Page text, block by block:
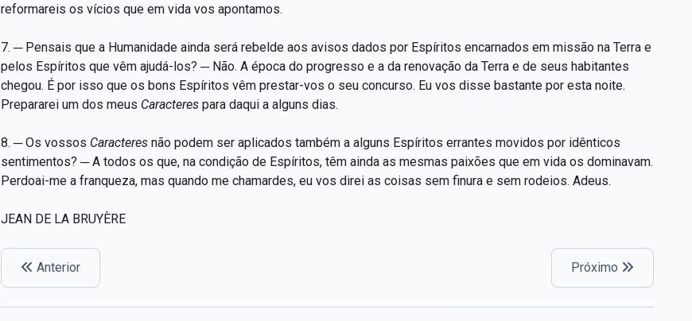
reformareis os vícios que em vida vos apontamos.
7. ─ Pensais que a Humanidade ainda será rebelde aos avisos dados por Espíritos encarnados em missão na Terra e
pelos Espíritos que vêm ajudá-los? ─ Não. A época do progresso e a da renovação da Terra e de seus habitantes
chegou. É por isso que os bons Espíritos vêm prestar-vos o seu concurso. Eu vos disse bastante por esta noite.
Prepararei um dos meus Caracteres para daqui a alguns dias.
8. ─ Os vossos Caracteres não podem ser aplicados também a alguns Espíritos errantes movidos por idênticos
sentimentos? ─ A todos os que, na condição de Espíritos, têm ainda as mesmas paixões que em vida os dominavam.
Perdoai-me a franqueza, mas quando me chamardes, eu vos direi as coisas sem finura e sem rodeios. Adeus.
JEAN DE LA BRUYÈRE
Anterior Próximo